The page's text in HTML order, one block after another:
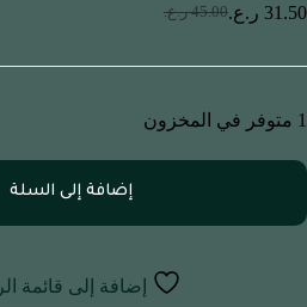
45.00 ر.ع. 31.50 ر.ع.
1 متوفر في المخزون
إضافة إلى السلة
إضافة إلى قائمة